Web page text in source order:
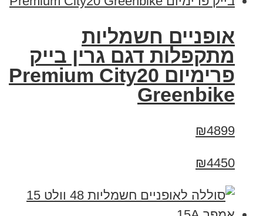
אופניים חשמליות
מתקפלות דגם גרין בייק
פרימיום Premium City20
Greenbike
₪4899
₪4450